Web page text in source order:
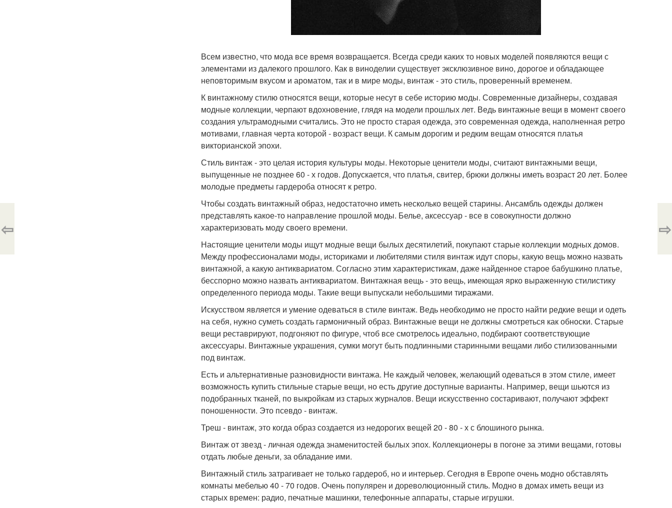
Всем известно, что мода все время возвращается. Всегда среди каких то новых моделей появляются вещи с
элементами из далекого прошлого. Как в виноделии существует эксклюзивное вино, дорогое и обладающее
неповторимым вкусом и ароматом, так и в мире моды, винтаж - это стиль, проверенный временем.
К винтажному стилю относятся вещи, которые несут в себе историю моды. Современные дизайнеры, создавая
модные коллекции, черпают вдохновение, глядя на модели прошлых лет. Ведь винтажные вещи в момент своего
создания ультрамодными считались. Это не просто старая одежда, это современная одежда, наполненная ретро
мотивами, главная черта которой - возраст вещи. К самым дорогим и редким вещам относятся платья
викторианской эпохи.
Стиль винтаж - это целая история культуры моды. Некоторые ценители моды, считают винтажными вещи,
выпущенные не позднее 60 - х годов. Допускается, что платья, свитер, брюки должны иметь возраст 20 лет. Более
молодые предметы гардероба относят к ретро.
Чтобы создать винтажный образ, недостаточно иметь несколько вещей старины. Ансамбль одежды должен
представлять какое-то направление прошлой моды. Белье, аксессуар - все в совокупности должно
характеризовать моду своего времени.
Настоящие ценители моды ищут модные вещи былых десятилетий, покупают старые коллекции модных домов.
Между профессионалами моды, историками и любителями стиля винтаж идут споры, какую вещь можно назвать
винтажной, а какую антиквариатом. Согласно этим характеристикам, даже найденное старое бабушкино платье,
бесспорно можно назвать антиквариатом. Винтажная вещь - это вещь, имеющая ярко выраженную стилистику
определенного периода моды. Такие вещи выпускали небольшими тиражами.
Искусством является и умение одеваться в стиле винтаж. Ведь необходимо не просто найти редкие вещи и одеть
на себя, нужно суметь создать гармоничный образ. Винтажные вещи не должны смотреться как обноски. Старые
вещи реставрируют, подгоняют по фигуре, чтоб все смотрелось идеально, подбирают соответствующие
аксессуары. Винтажные украшения, сумки могут быть подлинными старинными вещами либо стилизованными
под винтаж.
Есть и альтернативные разновидности винтажа. Не каждый человек, желающий одеваться в этом стиле, имеет
возможность купить стильные старые вещи, но есть другие доступные варианты. Например, вещи шьются из
подобранных тканей, по выкройкам из старых журналов. Вещи искусственно состаривают, получают эффект
поношенности. Это псевдо - винтаж.
Треш - винтаж, это когда образ создается из недорогих вещей 20 - 80 - х с блошиного рынка.
Винтаж от звезд - личная одежда знаменитостей былых эпох. Коллекционеры в погоне за этими вещами, готовы
отдать любые деньги, за обладание ими.
Винтажный стиль затрагивает не только гардероб, но и интерьер. Сегодня в Европе очень модно обставлять
комнаты мебелью 40 - 70 годов. Очень популярен и дореволюционный стиль. Модно в домах иметь вещи из
старых времен: радио, печатные машинки, телефонные аппараты, старые игрушки.
⇦ ⇨